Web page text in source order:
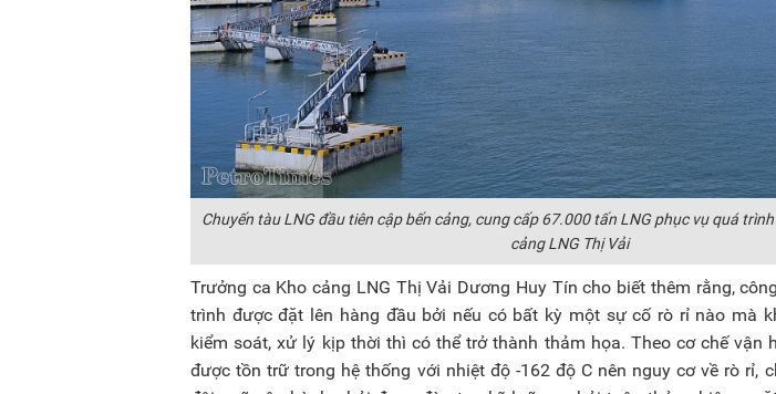
Chuyến tàu LNG đầu tiên cập bến cảng, cung cấp 67.000 tấn LNG phục vụ quá
cảng LNG Thị Vải
Trưởng ca Kho cảng LNG Thị Vải Dương Huy Tín cho biết thêm rằng,
trình được đặt lên hàng đầu bởi nếu có bất kỳ một sự cố rò rỉ nào mà
kiểm soát, xử lý kịp thời thì có thể trở thành thảm họa. Theo cơ chế vận
được tồn trữ trong hệ thống với nhiệt độ -162 độ C nên nguy cơ về rò rỉ,